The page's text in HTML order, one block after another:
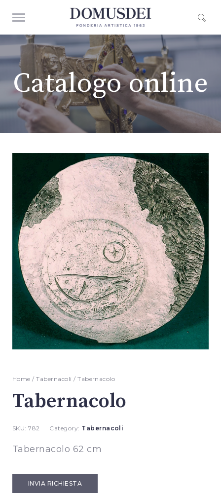
Catalogo online
Home /Tabernacoli / Tabernacolo
Tabernacolo
SKU:782 Category: Tabernacoli
Tabernacolo 62 cm
INVIA RICHIESTA